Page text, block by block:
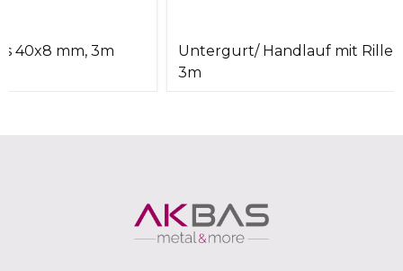
40x8 mm, 3m
Untergurt/ Handlauf mit
3m